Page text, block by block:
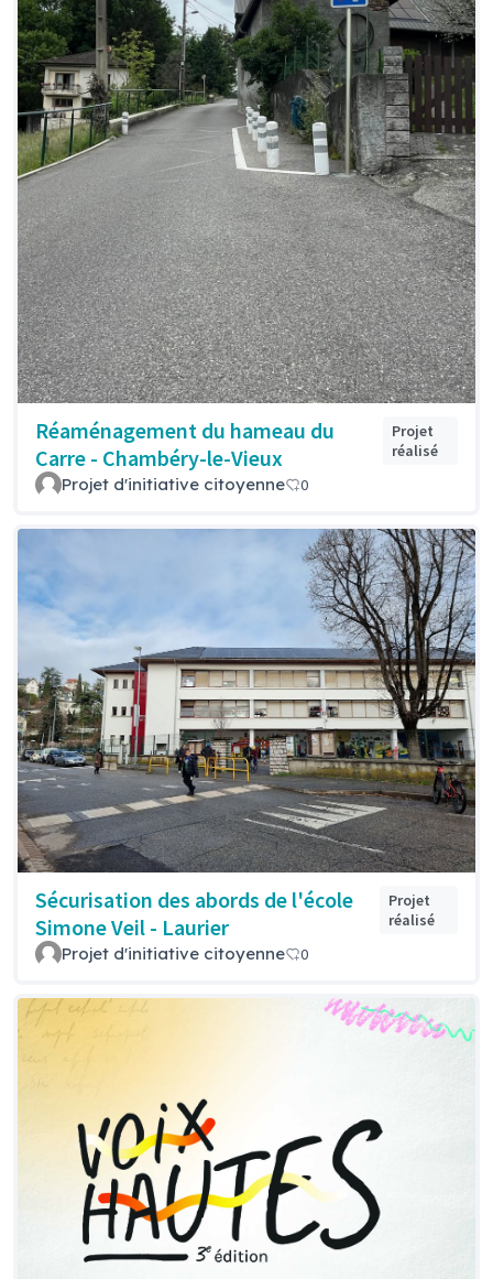
Réaménagement du hameau du
Carre - Chambéry-le-Vieux
Projet
réalisé
Projet d'initiative citoyenne 0
Sécurisation des abords de l'école
Simone Veil - Laurier
Projet
réalisé
Projet d'initiative citoyenne 0